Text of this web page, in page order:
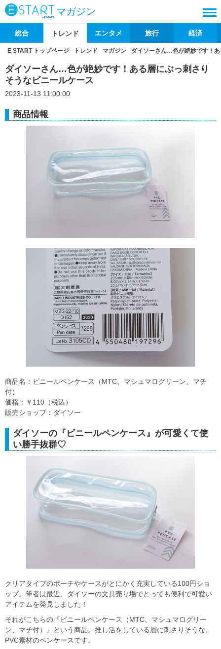
マガジン
総合 トレンド エンタメ 旅行 経済
E START トップページ トレンド マガジン ダイソーさん…色が絶妙です！
ダイソーさん…色が絶妙です！ある層にぶっ刺さり
そうなビニールケース
2023-11-13 11:00:00
商品情報
商品名：ビニールペンケース（MTC、マシュマログリーン、マチ
付）
価格：￥110（税込）
販売ショップ：ダイソー
ダイソーの『ビニールペンケース』が可愛くて使
い勝手抜群♡
クリアタイプのポーチやケースがとにかく充実している100円ショ
ップ。筆者は最近、ダイソーの文具売り場でとっても便利で可愛い
アイテムを発見しました！
それがこちらの『ビニールペンケース（MTC、マシュマログリー
ン、マチ付）』という商品。推し活をしている層に刺さりそうな、
PVC素材のペンケースです。